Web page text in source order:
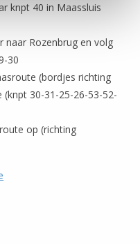
knpt 40 in Maassluis
naar Rozenbrug en volg
30
(bordjes richting
30-31-25-26-53-52-
op (richting